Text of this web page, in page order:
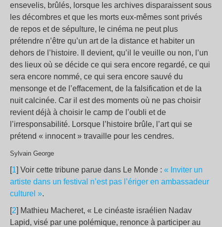
ensevelis, brûlés, lorsque les archives disparaissent sous
les décombres et que les morts eux-mêmes sont privés
de repos et de sépulture, le cinéma ne peut plus
prétendre n’être qu’un art de la distance et habiter un
dehors de l’histoire. Il devient, qu’il le veuille ou non, l’un
des lieux où se décide ce qui sera encore regardé, ce qui
sera encore nommé, ce qui sera encore sauvé du
mensonge et de l’effacement, de la falsification et de la
nuit calcinée. Car il est des moments où ne pas choisir
revient déjà à choisir le camp de l’oubli et de
l’irresponsabilité. Lorsque l’histoire brûle, l’art qui se
prétend « innocent » travaille pour les cendres.
Sylvain George
[1] Voir cette tribune parue dans Le Monde : « Inviter un
artiste dans un festival n’est pas l’ériger en ambassadeur
culturel ».
[2] Mathieu Macheret, « Le cinéaste israélien Nadav
Lapid, visé par une polémique, renonce à participer au